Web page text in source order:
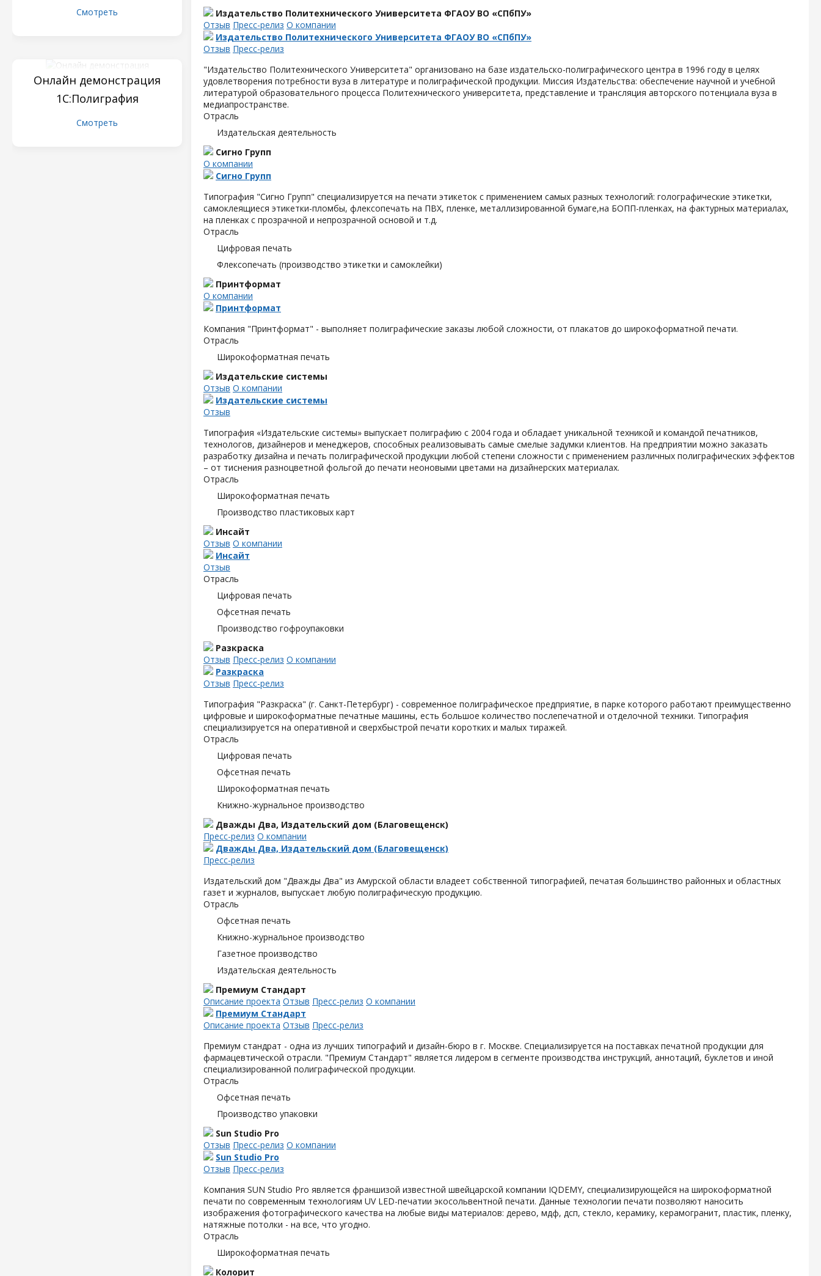
Смотреть
Онлайн демонстрация
1С:Полиграфия
Смотреть
Издательство Политехнического Университета ФГАОУ ВО «СПбПУ»
Отзыв Пресс-релиз О компании
Издательство Политехнического Университета ФГАОУ ВО «СПбПУ»
Отзыв Пресс-релиз
"Издательство Политехнического Университета" организовано на базе издательско-полиграфического центра в 1996 году в целях
удовлетворения потребности вуза в литературе и полиграфической продукции. Миссия Издательства: обеспечение научной и учебной
литературой образовательного процесса Политехнического университета, представление и трансляция авторского потенциала вуза в
медиапространстве.
Отрасль
Издательская деятельность
Сигно Групп
О компании
Сигно Групп
Типография "Сигно Групп" специализируется на печати этикеток с применением самых разных технологий: голографические этикетки,
самоклеящиеся этикетки-пломбы, флексопечать на ПВХ, пленке, металлизированной бумаге,на БОПП-пленках, на фактурных материалах,
на пленках с прозрачной и непрозрачной основой и т.д.
Отрасль
Цифровая печать
Флексопечать (производство этикетки и самоклейки)
Принтформат
О компании
Принтформат
Компания "Принтформат" - выполняет полиграфические заказы любой сложности, от плакатов до широкоформатной печати.
Отрасль
Широкоформатная печать
Издательские системы
Отзыв О компании
Издательские системы
Отзыв
Типография «Издательские системы» выпускает полиграфию с 2004 года и обладает уникальной техникой и командой печатников,
технологов, дизайнеров и менеджеров, способных реализовывать самые смелые задумки клиентов. На предприятии можно заказать
разработку дизайна и печать полиграфической продукции любой степени сложности с применением различных полиграфических эффектов
– от тиснения разноцветной фольгой до печати неоновыми цветами на дизайнерских материалах.
Отрасль
Широкоформатная печать
Производство пластиковых карт
Инсайт
Отзыв О компании
Инсайт
Отзыв
Отрасль
Цифровая печать
Офсетная печать
Производство гофроупаковки
Разкраска
Отзыв Пресс-релиз О компании
Разкраска
Отзыв Пресс-релиз
Типография "Разкраска" (г. Санкт-Петербург) - современное полиграфическое предприятие, в парке которого работают преимущественно
цифровые и широкоформатные печатные машины, есть большое количество послепечатной и отделочной техники. Типография
специализируется на оперативной и сверхбыстрой печати коротких и малых тиражей.
Отрасль
Цифровая печать
Офсетная печать
Широкоформатная печать
Книжно-журнальное производство
Дважды Два, Издательский дом (Благовещенск)
Пресс-релиз О компании
Дважды Два, Издательский дом (Благовещенск)
Пресс-релиз
Издательский дом "Дважды Два" из Амурской области владеет собственной типографией, печатая большинство районных и областных
газет и журналов, выпускает любую полиграфическую продукцию.
Отрасль
Офсетная печать
Книжно-журнальное производство
Газетное производство
Издательская деятельность
Премиум Стандарт
Описание проекта Отзыв Пресс-релиз О компании
Премиум Стандарт
Описание проекта Отзыв Пресс-релиз
Премиум стандрат - одна из лучших типографий и дизайн-бюро в г. Москве. Специализируется на поставках печатной продукции для
фармацевтической отрасли. "Премиум Стандарт" является лидером в сегменте производства инструкций, аннотаций, буклетов и иной
специализированной полиграфической продукции.
Отрасль
Офсетная печать
Производство упаковки
Sun Studio Pro
Отзыв Пресс-релиз О компании
Sun Studio Pro
Отзыв Пресс-релиз
Компания SUN Studio Pro является франшизой известной швейцарской компании IQDEMY, специализирующейся на широкоформатной
печати по современным технологиям UV LED-печатии экосольвентной печати. Данные технологии печати позволяют наносить
изображения фотографического качества на любые виды материалов: дерево, мдф, дсп, стекло, керамику, керамогранит, пластик, пленку,
натяжные потолки - на все, что угодно.
Отрасль
Широкоформатная печать
Колорит